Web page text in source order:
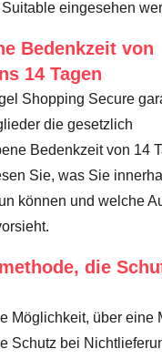
eingesehen
Bedenkzeit von
14 Tagen
Shopping Secure
die gesetzlich
Bedenkzeit von 14
Sie, was Sie
können und welche
.
die
Möglichkeit, über eine
Schutz bei